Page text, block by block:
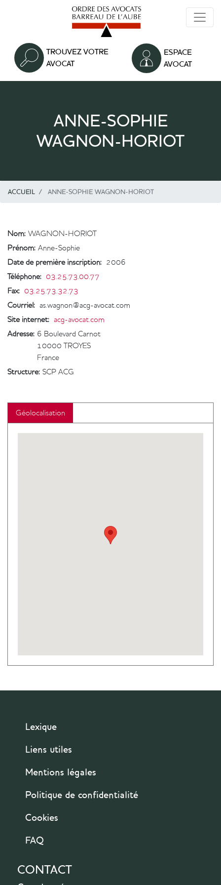
principal
TROUVEZ VOTRE
AVOCAT
ESPACE
AVOCAT
ANNE-SOPHIE
WAGNON-HORIOT
ACCUEIL ANNE-SOPHIE WAGNON-HORIOT
Nom: WAGNON-HORIOT
Prénom: Anne-Sophie
Date de première inscription: 2006
Téléphone: 03.25.73.00.77
Fax: 03.25.73.32.73
Courriel: as.wagnon@acg-avocat.com
Site internet: acg-avocat.com
Adresse: 6 Boulevard Carnot
10000 TROYES
France
Structure: SCP ACG
Géolocalisation
Lexique
Liens utiles
Mentions légales
Politique de confidentialité
Cookies
FAQ
CONTACT